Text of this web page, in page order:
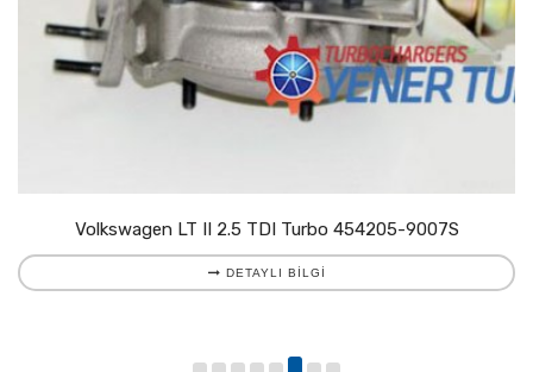
Volkswagen LT II 2.5 TDI Turbo 454205-9007S
DETAYLI BILGI